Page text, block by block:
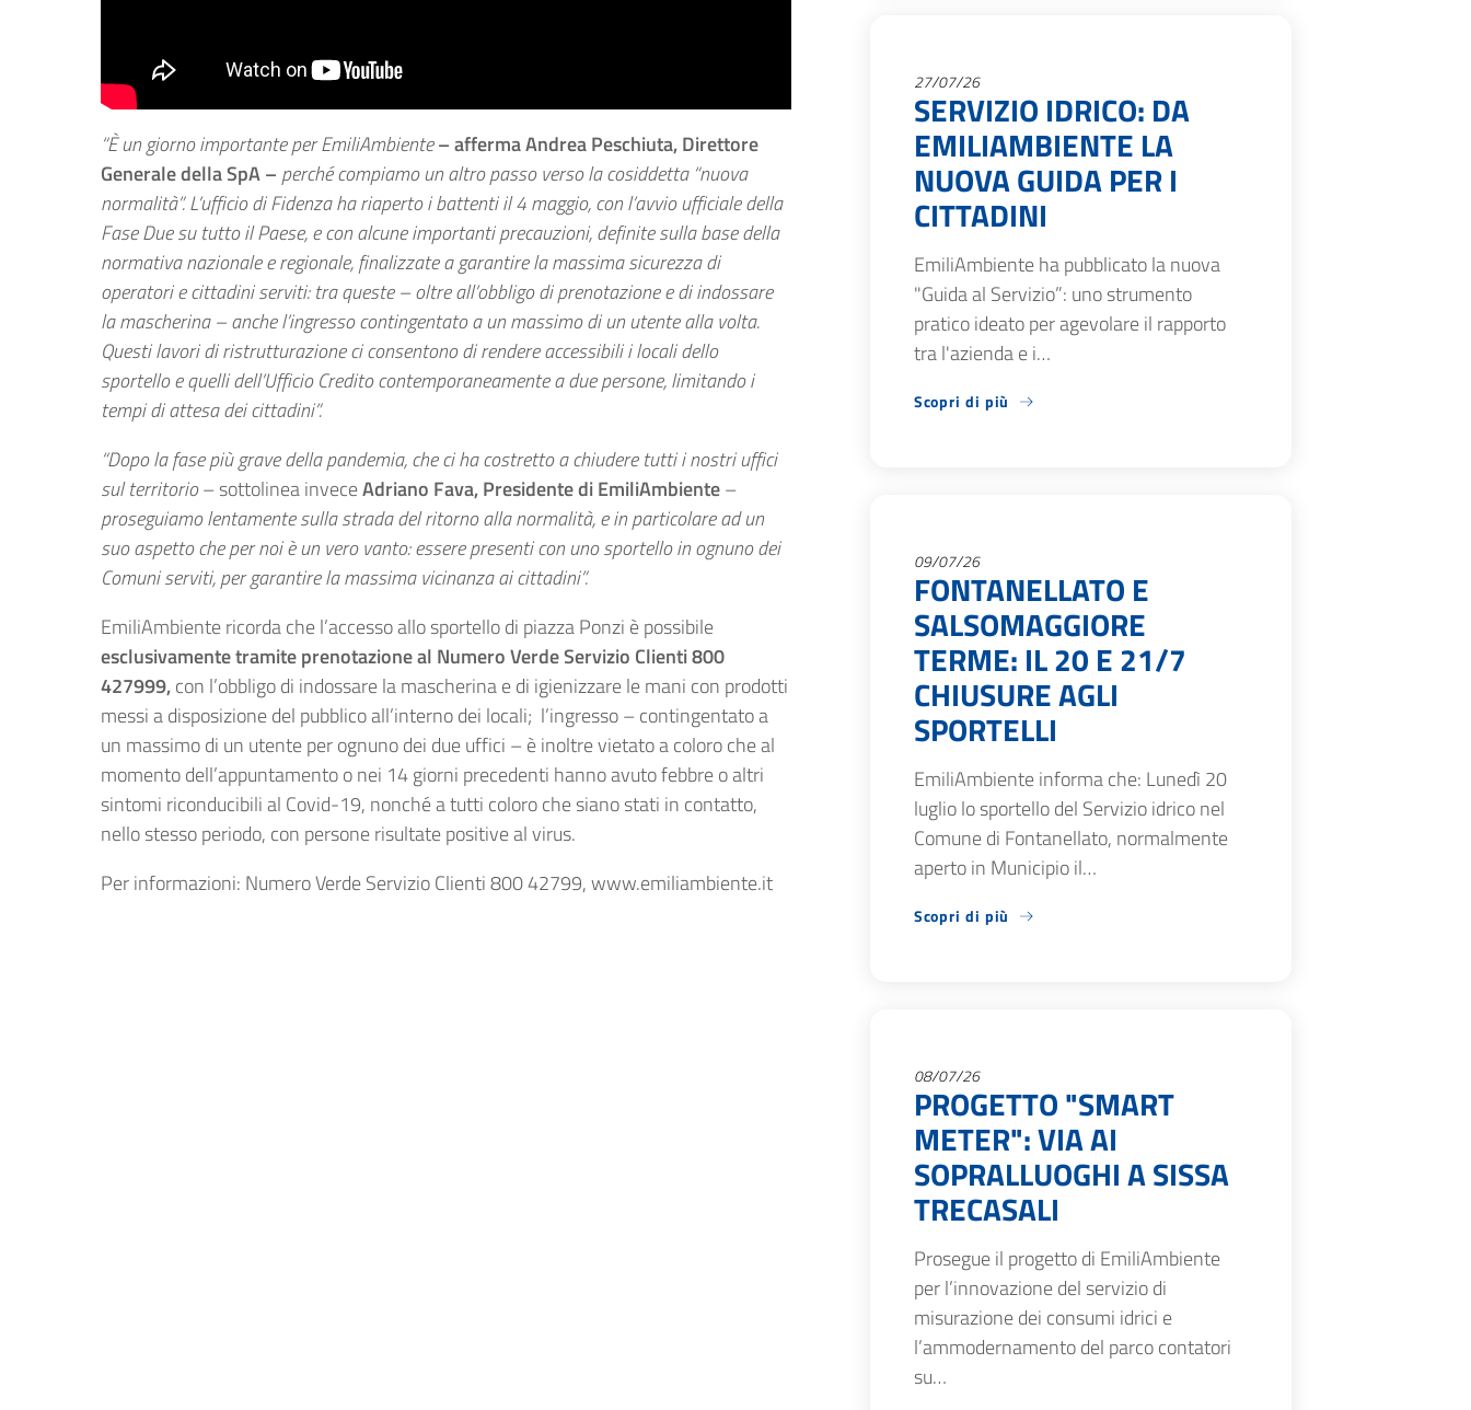
“È un giorno importante per EmiliAmbiente– afferma Andrea Peschiuta, Direttore
Generale della SpA – perché compiamo un altro passo verso la cosiddetta “nuova
normalità”. L’ufficio di Fidenza ha riaperto i battenti il 4 maggio, con l’avvio ufficiale della
Fase Due su tutto il Paese, e con alcune importanti precauzioni, definite sulla base della
normativa nazionale e regionale, finalizzate a garantire la massima sicurezza di
operatori e cittadini serviti: tra queste – oltre all’obbligo di prenotazione e di indossare
la mascherina – anche l’ingresso contingentato a un massimo di un utente alla volta.
Questi lavori di ristrutturazione ci consentono di rendere accessibili i locali dello
sportello e quelli dell’Ufficio Credito contemporaneamente a due persone, limitando i
tempi di attesa dei cittadini”.
“Dopo la fase più grave della pandemia, che ci ha costretto a chiudere tutti i nostri uffici
sul territorio– sottolinea inveceAdriano Fava, Presidente di EmiliAmbiente–
proseguiamo lentamente sulla strada del ritorno alla normalità, e in particolare ad un
suo aspetto che per noi è un vero vanto: essere presenti con uno sportello in ognuno dei
Comuni serviti, per garantire la massima vicinanza ai cittadini”.
EmiliAmbiente ricorda che l’accesso allo sportello di piazza Ponzi è possibile
esclusivamente tramite prenotazione al Numero Verde Servizio Clienti 800
427999,con l’obbligo di indossare la mascherina e di igienizzare le mani con prodotti
messi a disposizione del pubblico all’interno dei locali; l’ingresso – contingentato a
un massimo di un utente per ognuno dei due uffici – è inoltre vietato a coloro che al
momento dell’appuntamento o nei 14 giorni precedenti hanno avuto febbre o altri
sintomi riconducibili al Covid-19, nonché a tutti coloro che siano stati in contatto,
nello stesso periodo, con persone risultate positive al virus.
Per informazioni: Numero Verde Servizio Clienti 800 42799, www.emiliambiente.it
27/07/26
SERVIZIO IDRICO: DA
EMILIAMBIENTE LA
NUOVA GUIDA PER I
CITTADINI
EmiliAmbiente ha pubblicato la nuova
"Guida al Servizio”: uno strumento
pratico ideato per agevolare il rapporto
tra l'azienda e i…
Scopri di più
09/07/26
FONTANELLATO E
SALSOMAGGIORE
TERME: IL 20 E 21/7
CHIUSURE AGLI
SPORTELLI
EmiliAmbiente informa che: Lunedì 20
luglio lo sportello del Servizio idrico nel
Comune di Fontanellato, normalmente
aperto in Municipio il…
Scopri di più
08/07/26
PROGETTO "SMART
METER": VIA AI
SOPRALLUOGHI A SISSA
TRECASALI
Prosegue il progetto di EmiliAmbiente
per l’innovazione del servizio di
misurazione dei consumi idrici e
l’ammodernamento del parco contatori
su…